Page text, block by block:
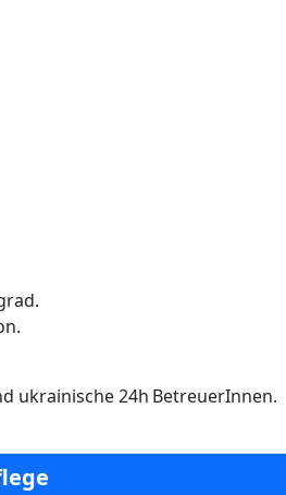
ukrainische 24h BetreuerInnen.